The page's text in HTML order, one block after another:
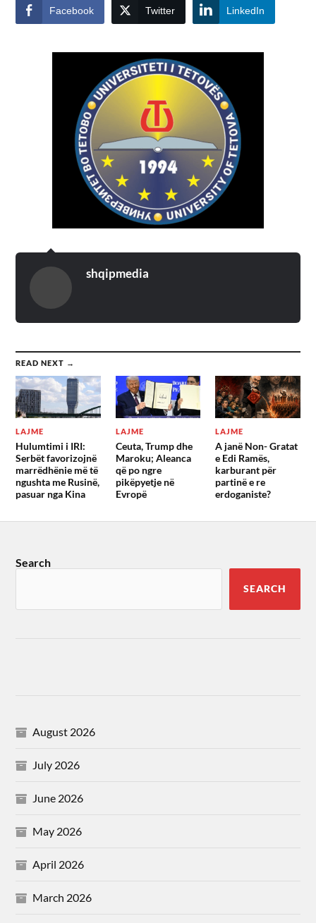
Facebook Twitter LinkedIn
shqipmedia
READ NEXT →
LAJME
Hulumtimi i IRI:
Serbët favorizojnë
marrëdhënie më të
ngushta me Rusinë,
pasuar nga Kina
LAJME
Ceuta, Trump dhe
Maroku; Aleanca
që po ngre
pikëpyetje në
Evropë
LAJME
A janë Non- Gratat
e Edi Ramës,
karburant për
partinë e re
erdoganiste?
Search
SEARCH
August 2026
July 2026
June 2026
May 2026
April 2026
March 2026